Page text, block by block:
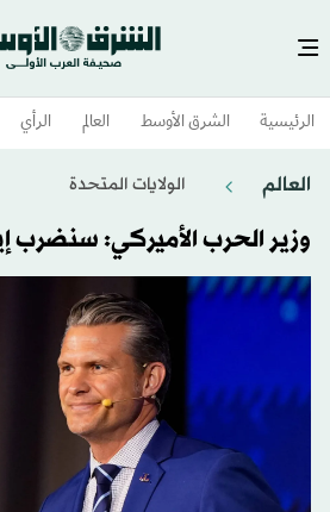
الرئيسية الشرق الأوسط​ العالم الرأي
العالم الولايات المتحدة​
وزير الحرب الأميركي: سنضرب